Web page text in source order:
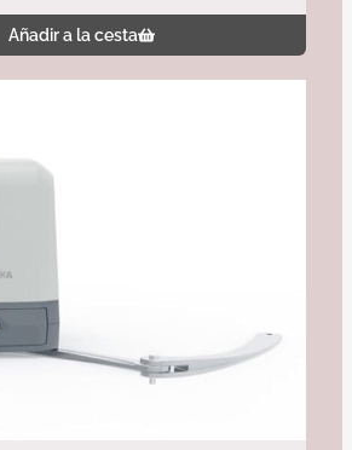
Añadir a la cesta